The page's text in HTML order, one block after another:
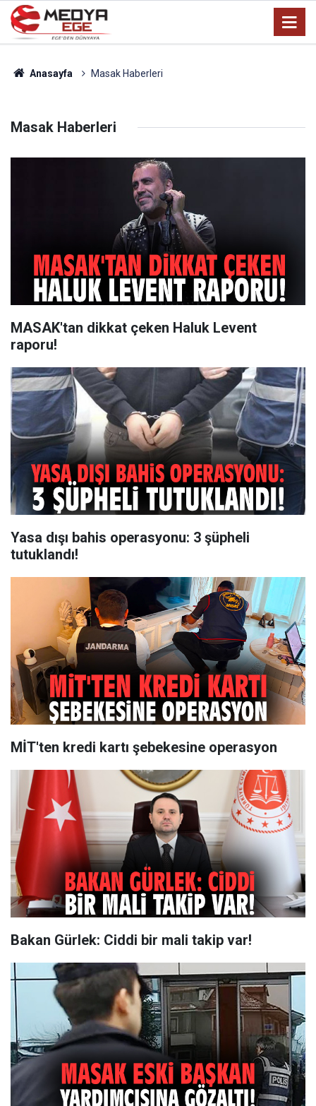
Anasayfa Masak Haberleri
Masak Haberleri
MASAK'tan dikkat çeken Haluk Levent
raporu!
Yasa dışı bahis operasyonu: 3 şüpheli
tutuklandı!
MİT'ten kredi kartı şebekesine operasyon
Bakan Gürlek: Ciddi bir mali takip var!